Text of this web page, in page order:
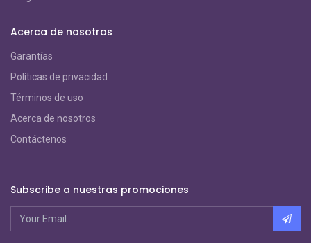
Acerca de nosotros
Garantías
Políticas de privacidad
Términos de uso
Acerca de nosotros
Contáctenos
Subscribe a nuestras promociones